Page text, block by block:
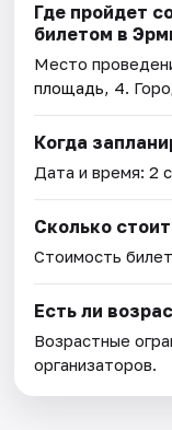
Где пройдет
билетом в
Место
площадь, 4.
Когда
Дата и время:2
Сколько
Стоимость
Есть ли
Возрастные
организаторов.